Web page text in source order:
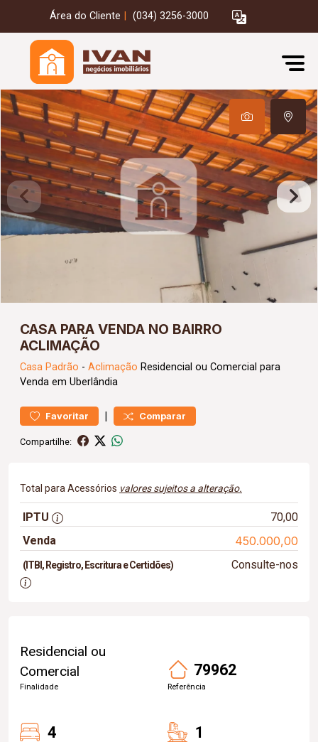
Área do Cliente (034) 3256-3000
CASA PARA VENDA NO BAIRRO
ACLIMAÇÃO
Casa Padrão - Aclimação Residencial ou Comercial para
Venda em Uberlândia
Favoritar | Comparar
Compartilhe:
Total para Acessórios valores sujeitos a alteração.
IPTU
70,00
Venda
450.000,00
(ITBI, Registro, Escritura e Certidões) Consulte-nos
Residencial ou
Comercial
Finalidade
79962
Referência
4 1